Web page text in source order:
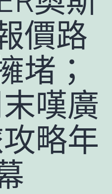
價路
堵；
嘆廣
略年